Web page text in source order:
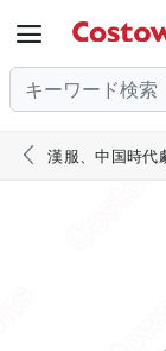

 漢服、中国時代